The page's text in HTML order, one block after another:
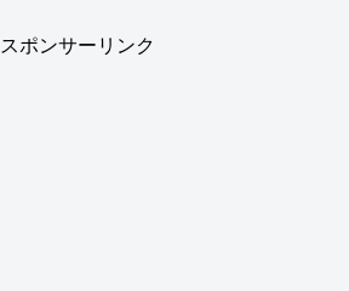
スポンサーリンク